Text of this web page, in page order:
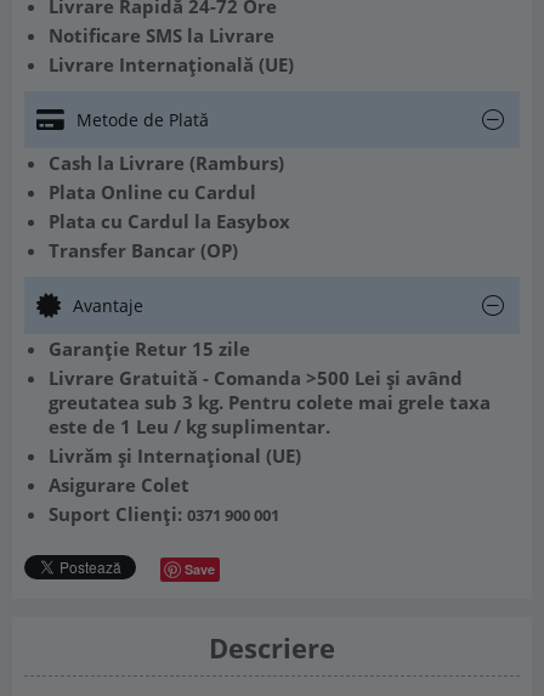
Livrare Rapidă 24-72 Ore
Notificare SMS la Livrare
Livrare Internațională (UE)
Metode de Plată
Cash la Livrare (Ramburs)
Plata Online cu Cardul
Plata cu Cardul la Easybox
Transfer Bancar (OP)
Avantaje
Garanție Retur 15 zile
Livrare Gratuită - Comanda >500 Lei și având
greutatea sub 3 kg. Pentru colete mai grele taxa
este de 1 Leu / kg suplimentar.
Livrăm și Internațional (UE)
Asigurare Colet
Suport Clienți: 0371 900 001
Save
Descriere